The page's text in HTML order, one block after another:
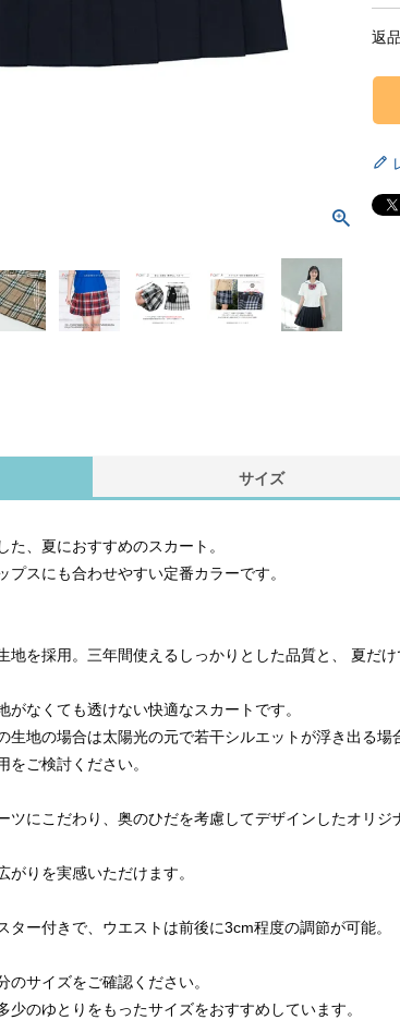
返
サイズ
、夏におすすめのスカート。
スにも合わせやすい定番カラーです。
地を採用。三年間使えるしっかりとした品質と、 夏だ
がなくても透けない快適なスカートです。
地の場合は太陽光の元で若干シルエットが浮き出る場
ご検討ください。
ツにこだわり、奥のひだを考慮してデザインしたオリ
りを実感いただけます。
ター付きで、ウエストは前後に3cm程度の調節が可能。
サイズをご確認ください。
のゆとりをもったサイズをおすすめしています。